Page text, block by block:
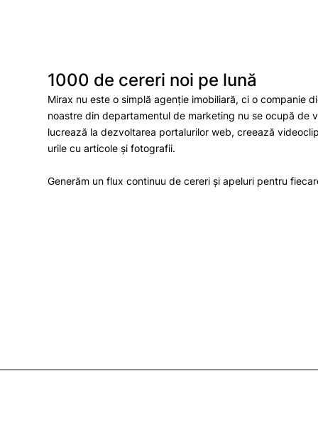
1000 de cereri noi pe lună
Mirax nu este o simplă agenție imobiliară, ci o companie
noastre din departamentul de marketing nu se ocupă de
lucrează la dezvoltarea portalurilor web, creează
urile cu articole și fotografii.
Generăm un flux continuu de cereri și apeluri pentru